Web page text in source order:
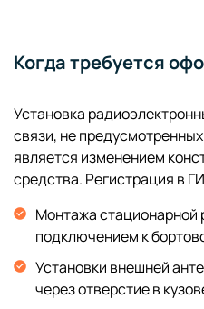
Когда требуется
Установка
связи, не
является изменением
средства. Регистрация в
Монтажа стационарной
подключением к
Установки внешней
через отверстие в